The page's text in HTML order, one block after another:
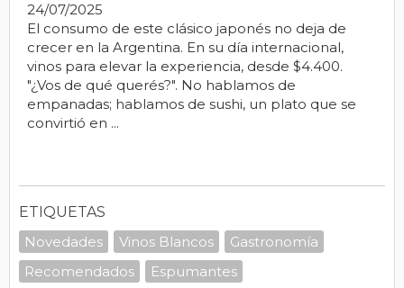
24/07/2025
El consumo de este clásico japonés no deja de
crecer en la Argentina. En su día internacional,
vinos para elevar la experiencia, desde $4.400.
"¿Vos de qué querés?". No hablamos de
empanadas; hablamos de sushi, un plato que se
convirtió en ...
ETIQUETAS
Novedades
Vinos Blancos
Gastronomía
Recomendados
Espumantes